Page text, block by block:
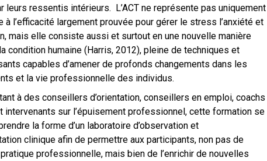
leurs ressentis intérieurs. L’ACT ne représente pas uniquement
à l’efficacité largement prouvée pour gérer le stress l’anxiété et
mais elle consiste aussi et surtout en une nouvelle manière
condition humaine (Harris, 2012), pleine de techniques et
capables d’amener de profonds changements dans les
et la vie professionnelle des individus.
à des conseillers d’orientation, conseillers en emploi, coachs
intervenants sur l’épuisement professionnel, cette formation se
la forme d’un laboratoire d’observation et
clinique afin de permettre aux participants, non pas de
professionnelle, mais bien de l’enrichir de nouvelles